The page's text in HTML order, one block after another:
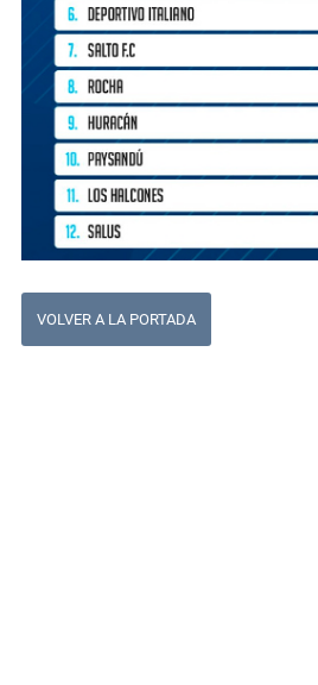
VOLVER A LA PORTADA